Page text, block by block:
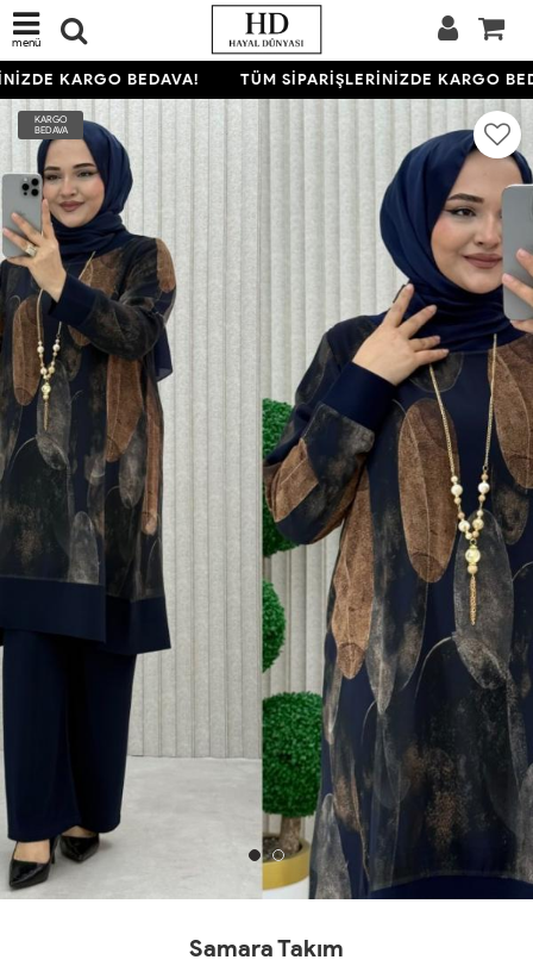
menü
KARGO BEDAVA! TÜM SİPARİŞLERİNİZDE KARGO
KARGO
BEDAVA
Samara Takım